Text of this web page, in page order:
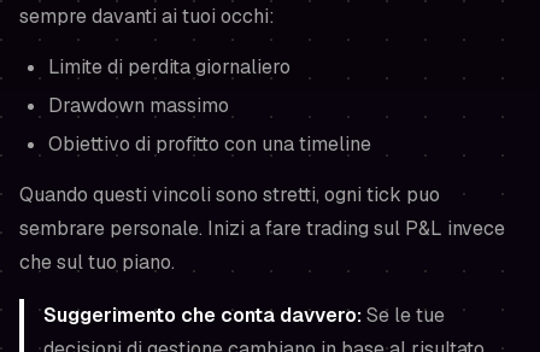
sempre davanti ai tuoi occhi:
Limite di perdita giornaliero
Drawdown massimo
Obiettivo di profitto con una timeline
Quando questi vincoli sono stretti, ogni tick puo
sembrare personale. Inizi a fare trading sul P&L invece
che sul tuo piano.
Suggerimento che conta davvero:Se le tue